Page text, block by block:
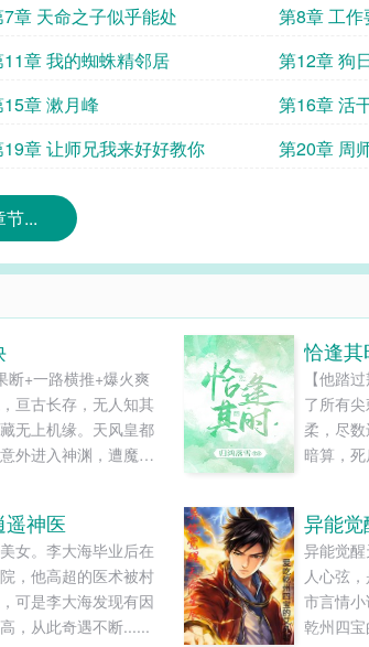
章 天命之子似乎能处
第8章 工
章 我的蜘蛛精邻居
第12章 狗
章 漱月峰
第16章 活
章 让师兄我来好好教你 第20章 周
...
断+一路横推+爆火爽
亘古长存，无人知其
无上机缘。天风皇都
外进入神渊，遭魔女
，熔炼天地万火于一
帝之威名。一切，只
绕耳边。“好好修炼，
，不得劲……”...
恰逢其
【他踏
了所有
柔，尽
暗算，
己。 盛
里，二
得像条
从来没
没有爱
遥神医
女。李大海毕业后在
，他高超的医术被村
可是李大海发现有因
，从此奇遇不断......
异能
异能觉
人心弦
市言情
乾州四